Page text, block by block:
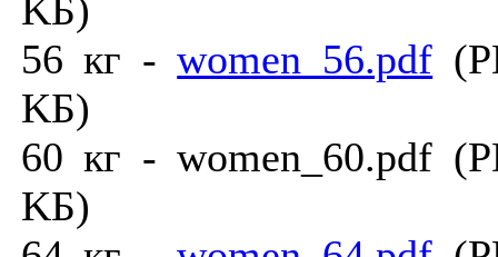
KБ)
56 кг -women_56.pdf
KБ)
60 кг - women_60.pdf
KБ)